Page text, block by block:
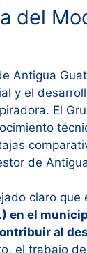
del
Antigua
y el
El
de
claro que
en el
al
el trabajo